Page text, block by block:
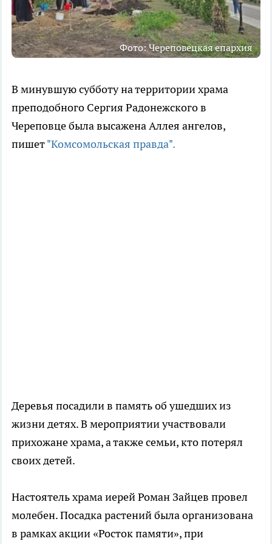
Фото: Череповецкая епархия
В минувшую субботу на территории храма
преподобного Сергия Радонежского в
Череповце была высажена Аллея ангелов,
пишет"Комсомольская правда".
Деревья посадили в память об ушедших из
жизни детях. В мероприятии участвовали
прихожане храма, а также семьи, кто потерял
своих детей.
Настоятель храма иерей Роман Зайцев провел
молебен. Посадка растений была организована
в рамках акции «Росток памяти», при